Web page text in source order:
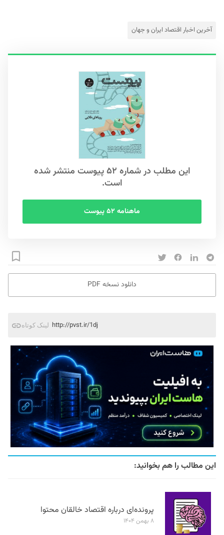
آخرین اخبار اقتصاد ایران و جهان
این مطلب در شماره ۵۲ پیوست منتشر شده
است.
ماهنامه ۵۲ پیوست
دانلود نسخه PDF
لینک کوتاه http://pvst.ir/1dj
این مطالب را هم بخوانید:
پرونده‌ای درباره اقتصاد خالقان محتوا
۸ بهمن ۱۴۰۴